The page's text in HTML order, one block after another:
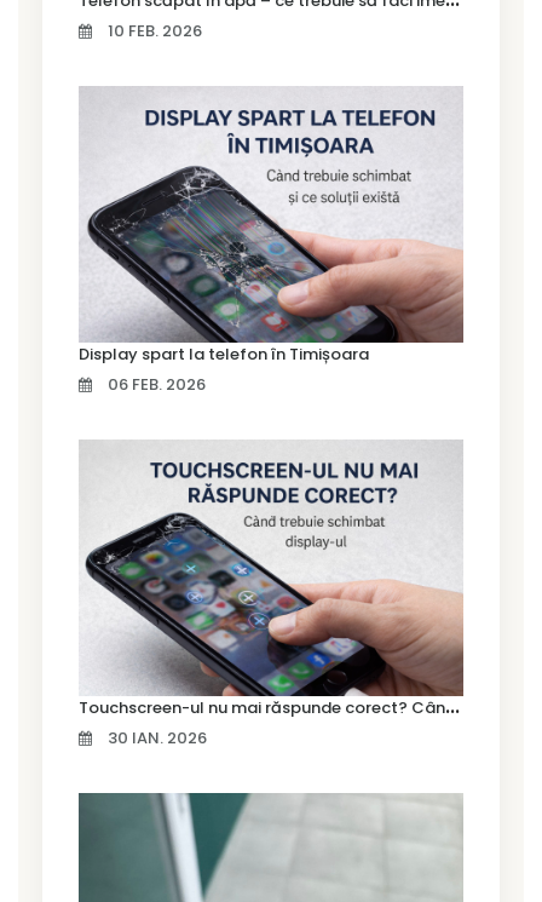
10 FEB. 2026
Display spart la telefon în Timișoara
06 FEB. 2026
T
ouchscreen-ul nu mai răspunde corect? Când trebuie schimbat display-ul
30 IAN. 2026